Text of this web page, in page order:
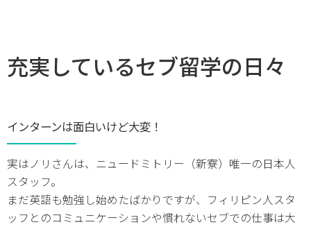
充実しているセブ留学の日々
インターンは面白いけど大変！
実はノリさんは、ニュードミトリー（新寮）唯一の日本人
スタッフ。
まだ英語も勉強し始めたばかりですが、フィリピン人スタ
ッフとのコミュニケーションや慣れないセブでの仕事は大